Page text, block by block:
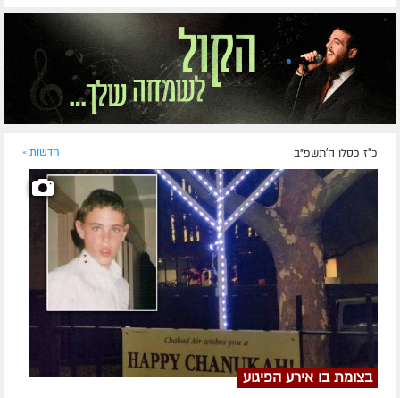
כ"ז כסלו ה׳תשפ״ב חדשות »
בצומת בו אירע הפיגוע